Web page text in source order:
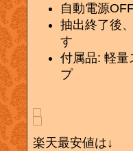
自動電源
抽出終了後
す
付属品: 軽量
プ
楽天最安値は↓